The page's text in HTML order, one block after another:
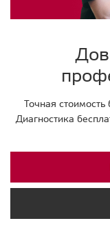
Точная
Диагностика